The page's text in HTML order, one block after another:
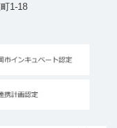
1-18